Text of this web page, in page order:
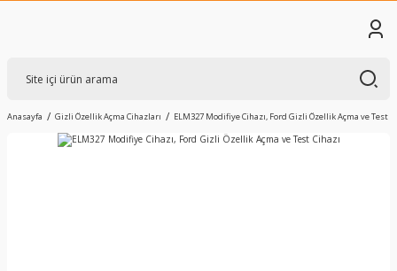
Anasayfa Gizli Özellik Açma Cihazları ELM327 Modifiye Cihazı, Ford Gizli Özellik Açma ve Test